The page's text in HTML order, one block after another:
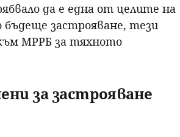
да е една от целите на
застрояване, тези
МРРБ за тяхното
за застрояване